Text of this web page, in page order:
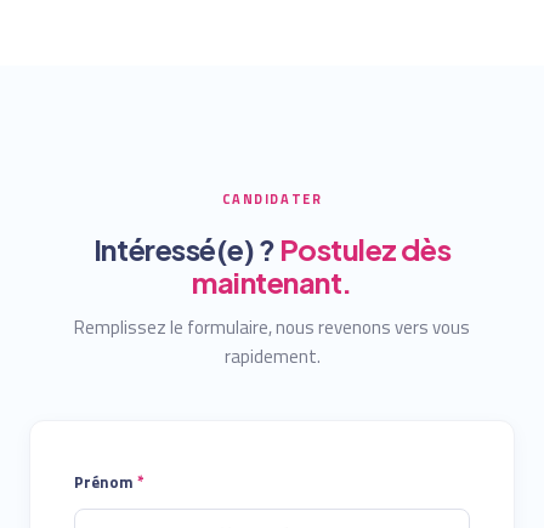
CANDIDATER
Intéressé(e) ? Postulez dès
maintenant.
Remplissez le formulaire, nous revenons vers vous
rapidement.
Prénom *